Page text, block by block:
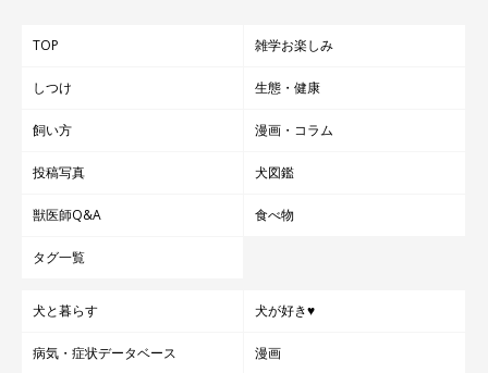
TOP 雑学お楽しみ
しつけ 生態・健康
飼い方 漫画・コラム
投稿写真 犬図鑑
獣医師Q&A 食べ物
タグ一覧
犬と暮らす 犬が好き♥
病気・症状データベース 漫画